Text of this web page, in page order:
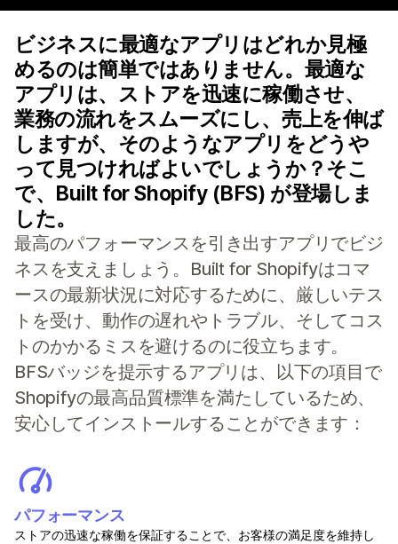
ビジネスに最適なアプリはどれか見極
めるのは簡単ではありません。最適な
アプリは、ストアを迅速に稼働させ、
業務の流れをスムーズにし、売上を伸ば
しますが、そのようなアプリをどうや
って見つければよいでしょうか？そこ
で、Built for Shopify (BFS) が登場しま
した。
最高のパフォーマンスを引き出すアプリでビジ
ネスを支えましょう。Built for Shopifyはコマ
ースの最新状況に対応するために、厳しいテス
トを受け、動作の遅れやトラブル、そしてコス
トのかかるミスを避けるのに役立ちます。
BFSバッジを提示するアプリは、以下の項目で
Shopifyの最高品質標準を満たしているため、
安心してインストールすることができます：
パフォーマンス
ストアの迅速な稼働を保証することで、お客様の満足度を維持し